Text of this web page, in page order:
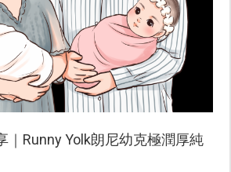
｜Runny Yolk朗尼幼克極潤厚純